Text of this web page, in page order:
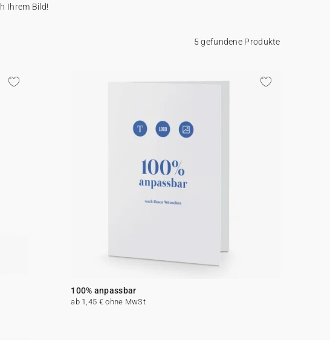
Ihrem Bild!
5 gefundene Produkte
100% anpassbar
ab 1,45 € ohne MwSt